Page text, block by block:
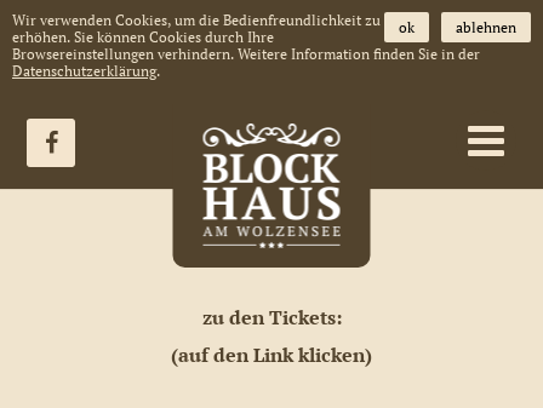
ok ablehnen
Wir verwenden Cookies, um die Bedienfreundlichkeit zu
erhöhen. Sie können Cookies durch Ihre
Browsereinstellungen verhindern. Weitere Information finden Sie in der
Datenschutzerklärung.
zu den Tickets:
(auf den Link klicken)